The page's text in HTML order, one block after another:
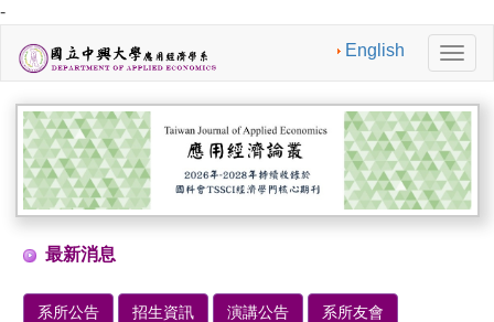
-
English
切
換
導
航
最新消息
系所公告 招生資訊 演講公告 系所友會